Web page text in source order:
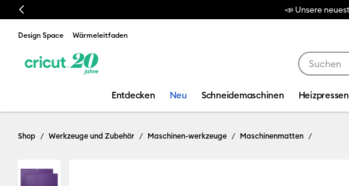
Previous
📣 Unsere neueste Heizpresse, die
Design Space Wärmeleitfaden
Entdecken Neu Schneidemaschinen Heizpressen
Shop Werkzeuge und Zubehör Maschinen-werkzeuge Maschinenmatten